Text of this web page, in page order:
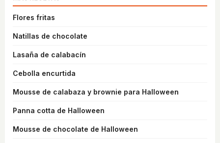
Flores fritas
Natillas de chocolate
Lasaña de calabacín
Cebolla encurtida
Mousse de calabaza y brownie para Halloween
Panna cotta de Halloween
Mousse de chocolate de Halloween